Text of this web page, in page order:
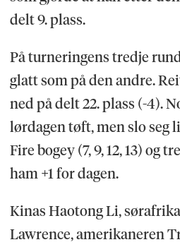
delt 9. plass.
På turneringens tredje
glatt som på den andre.
ned på delt 22. plass (-4).
lørdagen tøft, men slo seg
Fire bogey (7, 9, 12, 13) og
ham +1 for dagen.
Kinas Haotong Li,
Lawrence, amerikaneren